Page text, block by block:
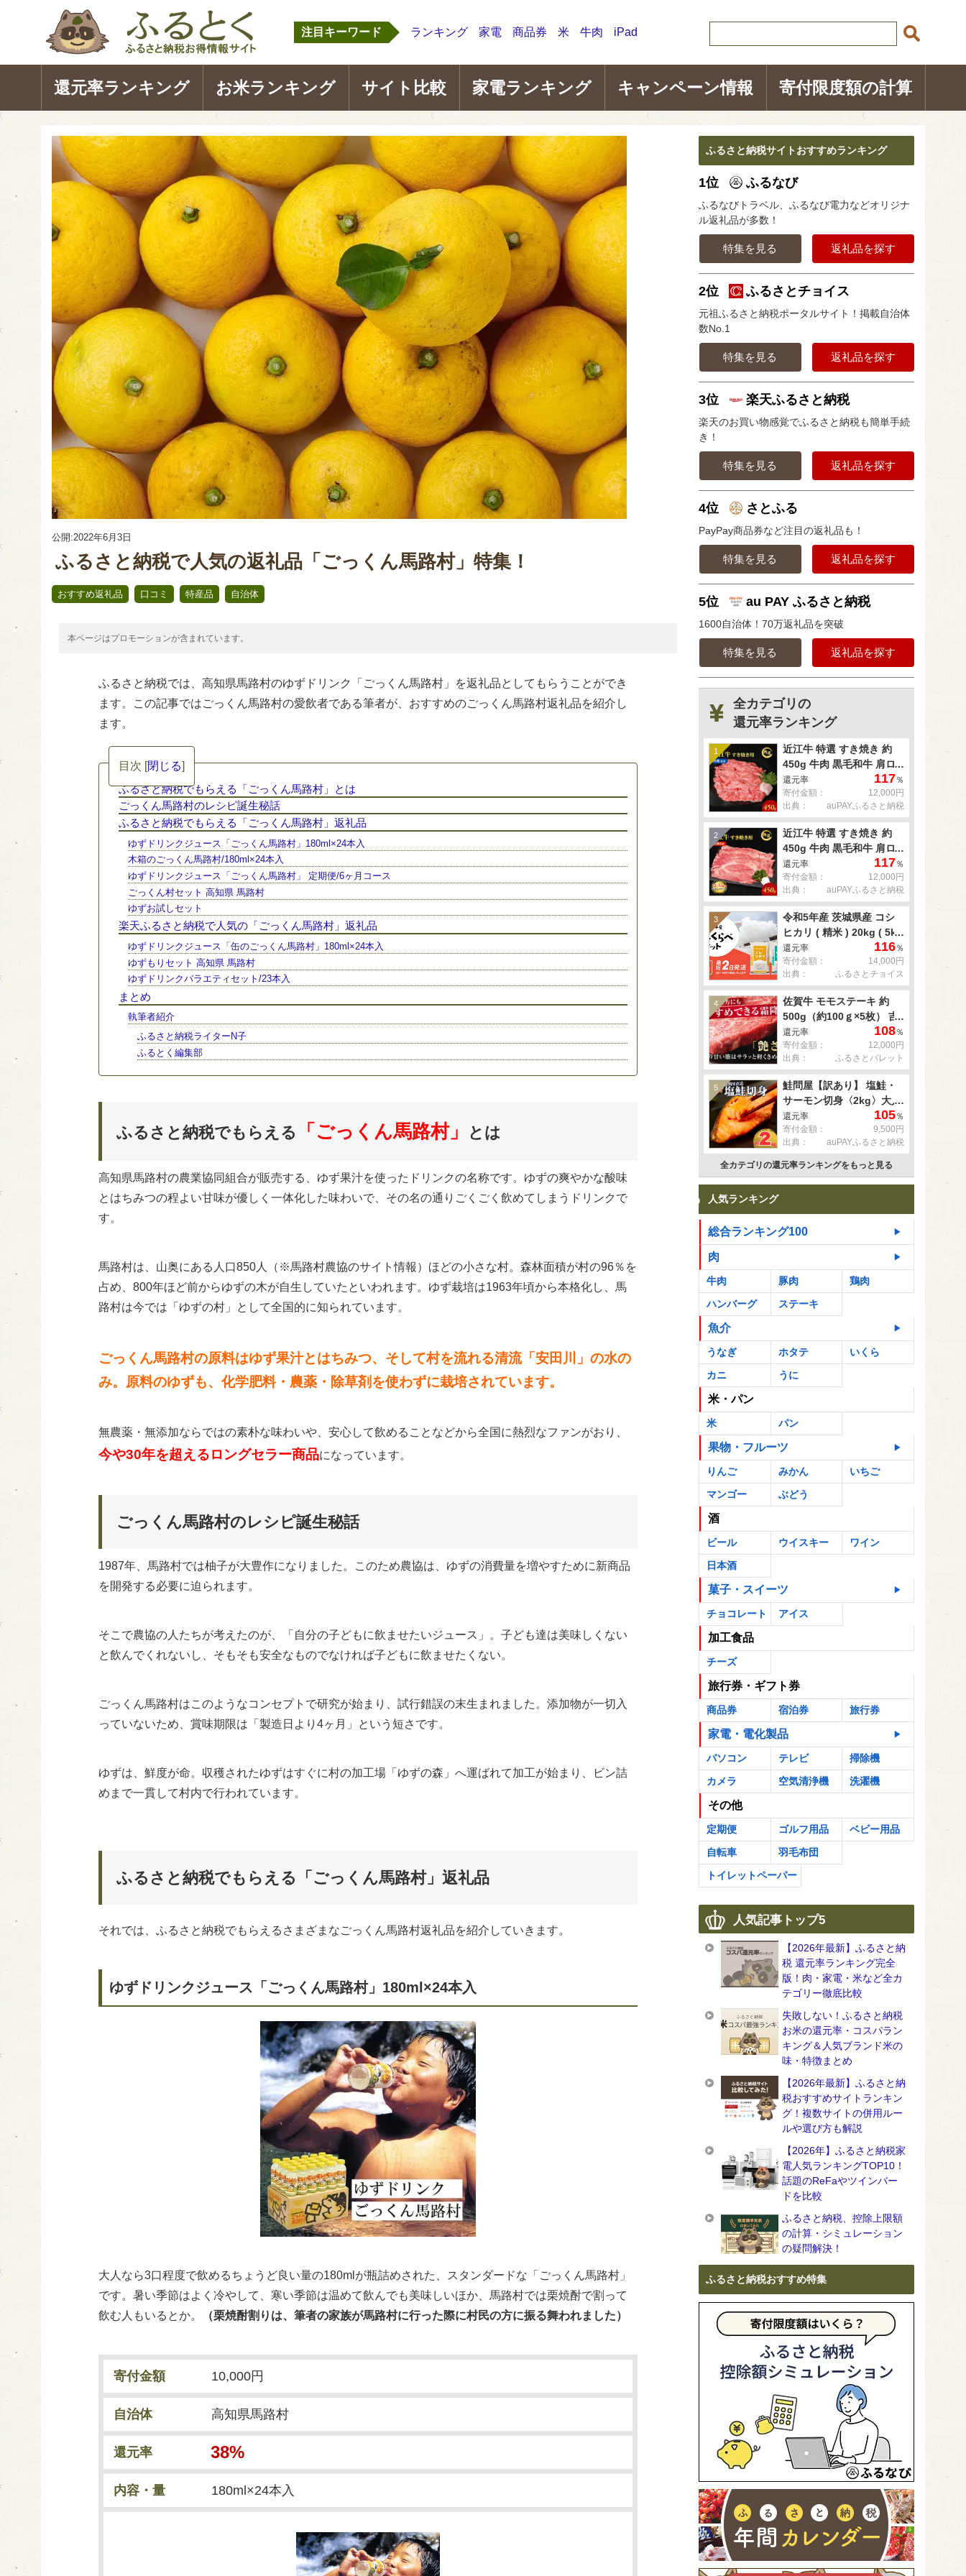
注目キーワード ランキング 家電 商品券 米 牛肉 iPad
還元率ランキング お米ランキング サイト比較 家電ランキング キャンペーン情報 寄付限度額の計算
公開:2022年6月3日
ふるさと納税で人気の返礼品「ごっくん馬路村」特集！
おすすめ返礼品 口コミ 特産品 自治体
本ページはプロモーションが含まれています。
ふるさと納税では、高知県馬路村のゆずドリンク「ごっくん馬路村」を返礼品としてもらうことができ
ます。この記事ではごっくん馬路村の愛飲者である筆者が、おすすめのごっくん馬路村返礼品を紹介し
ます。
目次 [閉じる]
ふるさと納税でもらえる「ごっくん馬路村」とは
ごっくん馬路村のレシピ誕生秘話
ふるさと納税でもらえる「ごっくん馬路村」返礼品
ゆずドリンクジュース「ごっくん馬路村」180ml×24本入
木箱のごっくん馬路村/180ml×24本入
ゆずドリンクジュース「ごっくん馬路村」 定期便/6ヶ月コース
ごっくん村セット 高知県 馬路村
ゆずお試しセット
楽天ふるさと納税で人気の「ごっくん馬路村」返礼品
ゆずドリンクジュース「缶のごっくん馬路村」180ml×24本入
ゆずもりセット 高知県 馬路村
ゆずドリンクバラエティセット/23本入
まとめ
執筆者紹介
ふるさと納税ライターN子
ふるとく編集部
ふるさと納税でもらえる 「ごっくん馬路村」 とは
高知県馬路村の農業協同組合が販売する、ゆず果汁を使ったドリンクの名称です。ゆずの爽やかな酸味
とはちみつの程よい甘味が優しく一体化した味わいで、その名の通りごくごく飲めてしまうドリンクで
す。
馬路村は、山奥にある人口850人（※馬路村農協のサイト情報）ほどの小さな村。森林面積が村の96％を
占め、800年ほど前からゆずの木が自生していたといわれます。ゆず栽培は1963年頃から本格化し、馬
路村は今では「ゆずの村」として全国的に知られています。
ごっくん馬路村の原料はゆず果汁とはちみつ、そして村を流れる清流「安田川」の水の
み。原料のゆずも、化学肥料・農薬・除草剤を使わずに栽培されています。
無農薬・無添加ならではの素朴な味わいや、安心して飲めることなどから全国に熱烈なファンがおり、
今や30年を超えるロングセラー商品になっています。
ごっくん馬路村のレシピ誕生秘話
1987年、馬路村では柚子が大豊作になりました。このため農協は、ゆずの消費量を増やすために新商品
を開発する必要に迫られます。
そこで農協の人たちが考えたのが、「自分の子どもに飲ませたいジュース」。子ども達は美味しくない
と飲んでくれないし、そもそも安全なものでなければ子どもに飲ませたくない。
ごっくん馬路村はこのようなコンセプトで研究が始まり、試行錯誤の末生まれました。添加物が一切入
っていないため、賞味期限は「製造日より4ヶ月」という短さです。
ゆずは、鮮度が命。収穫されたゆずはすぐに村の加工場「ゆずの森」へ運ばれて加工が始まり、ビン詰
めまで一貫して村内で行われています。
ふるさと納税でもらえる「ごっくん馬路村」返礼品
それでは、ふるさと納税でもらえるさまざまなごっくん馬路村返礼品を紹介していきます。
ゆずドリンクジュース「ごっくん馬路村」180ml×24本入
大人なら3口程度で飲めるちょうど良い量の180mlが瓶詰めされた、スタンダードな「ごっくん馬路村」
です。暑い季節はよく冷やして、寒い季節は温めて飲んでも美味しいほか、馬路村では栗焼酎で割って
飲む人もいるとか。
（栗焼酎割りは、筆者の家族が馬路村に行った際に村民の方に振る舞われました）
寄付金額 10,000円
自治体 高知県馬路村
還元率 38%
内容・量 180ml×24本入
ふるさと納税サイトおすすめランキング
1位 ふるなび
ふるなびトラベル、ふるなび電力などオリジナ
ル返礼品が多数！
特集を見る 返礼品を探す
2位 ふるさとチョイス
元祖ふるさと納税ポータルサイト！掲載自治体
数No.1
特集を見る 返礼品を探す
3位 楽天ふるさと納税
楽天のお買い物感覚でふるさと納税も簡単手続
き！
特集を見る 返礼品を探す
4位 さとふる
PayPay商品券など注目の返礼品も！
特集を見る 返礼品を探す
5位 au PAY ふるさと納税
1600自治体！70万返礼品を突破
特集を見る 返礼品を探す
全カテゴリの
還元率ランキング
1
近江牛 特選 すき焼き 約
450g 牛肉 黒毛和牛 肩ロ
ース モモ すきやき すき焼
き肉 すき焼き用 肉 お肉
牛 和牛 納期 最長3カ月 冷
蔵
還元率 117％
寄付金額：
12,000円
出典：
auPAYふるさと納税
2
近江牛 特選 すき焼き 約
450g 牛肉 黒毛和牛 肩ロ
ース モモ すきやき すき焼
き肉 すき焼き用 肉 お肉
牛 和牛 納期 最長3カ月 冷
蔵
還元率 117％
寄付金額：
12,000円
出典：
auPAYふるさと納税
3
令和5年産 茨城県産 コシ
ヒカリ ( 精米 ) 20kg ( 5kg
× 4袋 )
還元率 116％
寄付金額：
14,000円
出典：
ふるさとチョイス
4
佐賀牛 モモステーキ 約
500g（約100ｇ×5枚） 吉
野ヶ里町 [FDB057]
還元率 108％
寄付金額：
12,000円
出典：
ふるさとパレット
5
鮭問屋【訳あり】 塩鮭・
サーモン切身〈2kg〉大人
気 鮭 切り身 家計応援 不
揃い 鮭問屋直送
【MS03】
還元率 105％
寄付金額：
9,500円
出典：
auPAYふるさと納税
全カテゴリの還元率ランキングをもっと見る
人気ランキング
総合ランキング100
肉
牛肉 豚肉
鶏肉
ハンバーグ
ステーキ
魚介
うなぎ ホタテ
いくら
カニ
うに
米・パン
米 パン
果物・フルーツ
りんご みかん
いちご
マンゴー
ぶどう
酒
ビール ウイスキー
ワイン
日本酒
菓子・スイーツ
チョコレート アイス
加工食品
チーズ
旅行券・ギフト券
商品券 宿泊券 旅行券
家電・電化製品
パソコン テレビ
掃除機
カメラ
空気清浄機 洗濯機
その他
定期便 ゴルフ用品
ベビー用品
自転車
羽毛布団
トイレットペーパー
人気記事トップ5
【2026年最新】ふるさと納
税 還元率ランキング完全
版！肉・家電・米など全カ
テゴリー徹底比較
失敗しない！ふるさと納税
お米の還元率・コスパラン
キング＆人気ブランド米の
味・特徴まとめ
【2026年最新】ふるさと納
税おすすめサイトランキン
グ！複数サイトの併用ルー
ルや選び方も解説
【2026年】ふるさと納税家
電人気ランキングTOP10！
話題のReFaやツインバー
ドを比較
ふるさと納税、控除上限額
の計算・シミュレーション
の疑問解決！
ふるさと納税おすすめ特集